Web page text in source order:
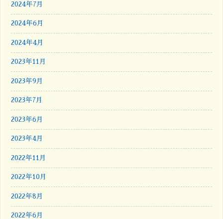
2024年7月
2024年6月
2024年4月
2023年11月
2023年9月
2023年7月
2023年6月
2023年4月
2022年11月
2022年10月
2022年8月
2022年6月